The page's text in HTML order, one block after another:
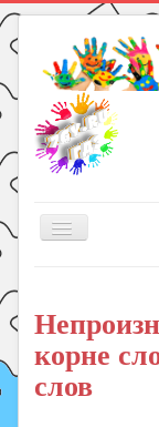
Включить/
Книги
Рукоделие
Подготовка
корне
слов